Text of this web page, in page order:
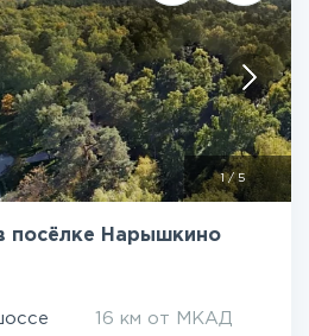
1/5
посёлке Нарышкино
16 км от МКАД